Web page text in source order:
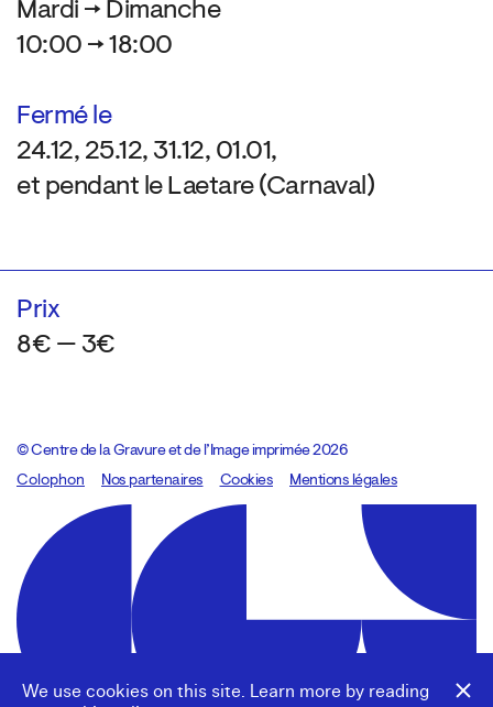
We use cookies on this site. Learn more by reading
Mardi → Dimanche
10:00 → 18:00
Fermé le
24.12, 25.12, 31.12, 01.01,
et pendant le Laetare (Carnaval)
Prix
8€ — 3€
© Centre de la Gravure et de l’Image imprimée 2026
Colophon
Design:Marcel Kaczmarek, code:8080.studio
Nos partenaires Cookies Mentions légales